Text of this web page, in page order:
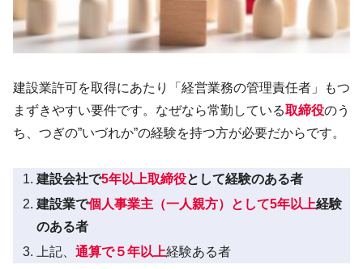
建設業許可を取得にあたり「経営業務の管理責任者」もつ
まずきやすい要件です。なぜなら常勤している取締役のう
ち、つぎの”いづれか”の経験を持つ方が必要だからです。
建設会社で5年以上取締役として経験のある者
建設業で個人事業主（一人親方）として5年以上経験
のある者
上記、通算で５年以上経験ある者